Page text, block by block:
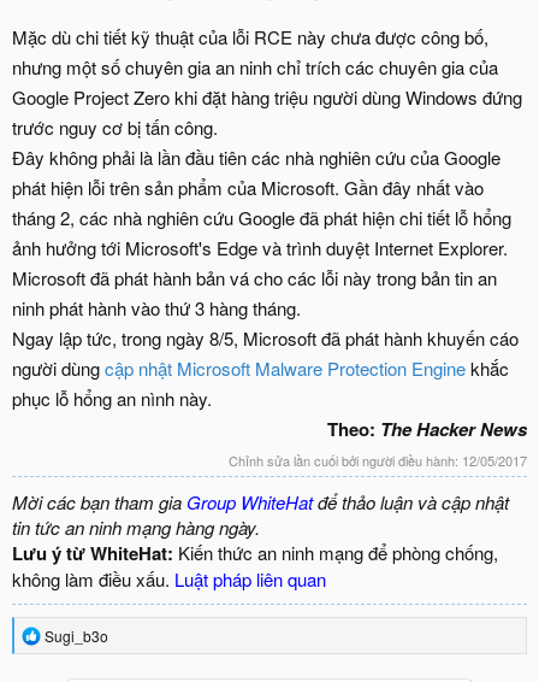
Mặc dù chi tiết kỹ thuật của lỗi RCE này chưa được công bố,
nhưng một số chuyên gia an ninh chỉ trích các chuyên gia của
Google Project Zero khi đặt hàng triệu người dùng Windows đứng
trước nguy cơ bị tấn công.
Đây không phải là lần đầu tiên các nhà nghiên cứu của Google
phát hiện lỗi trên sản phẩm của Microsoft. Gần đây nhất vào
tháng 2, các nhà nghiên cứu Google đã phát hiện chi tiết lỗ hổng
ảnh hưởng tới Microsoft's Edge và trình duyệt Internet Explorer.
Microsoft đã phát hành bản vá cho các lỗi này trong bản tin an
ninh phát hành vào thứ 3 hàng tháng.
Ngay lập tức, trong ngày 8/5, Microsoft đã phát hành khuyến cáo
người dùngcập nhật Microsoft Malware Protection Enginekhắc
phục lỗ hổng an nình này.
Theo: The Hacker News
Chỉnh sửa lần cuối bởi người điều hành: 12/05/2017
Mời các bạn tham gia Group WhiteHatđể thảo luận và cập nhật
tin tức an ninh mạng hàng ngày.
Lưu ý từ WhiteHat: Kiến thức an ninh mạng để phòng chống,
không làm điều xấu. Luật pháp liên quan
R
e
Sugi_b3o